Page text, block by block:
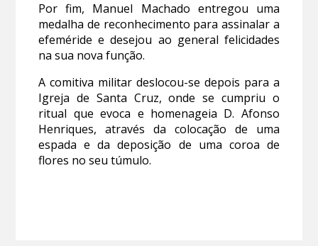
Por fim, Manuel Machado entregou uma
medalha de reconhecimento para assinalar a
efeméride e desejou ao general felicidades
na sua nova função.
A comitiva militar deslocou-se depois para a
Igreja de Santa Cruz, onde se cumpriu o
ritual que evoca e homenageia D. Afonso
Henriques, através da colocação de uma
espada e da deposição de uma coroa de
flores no seu túmulo.